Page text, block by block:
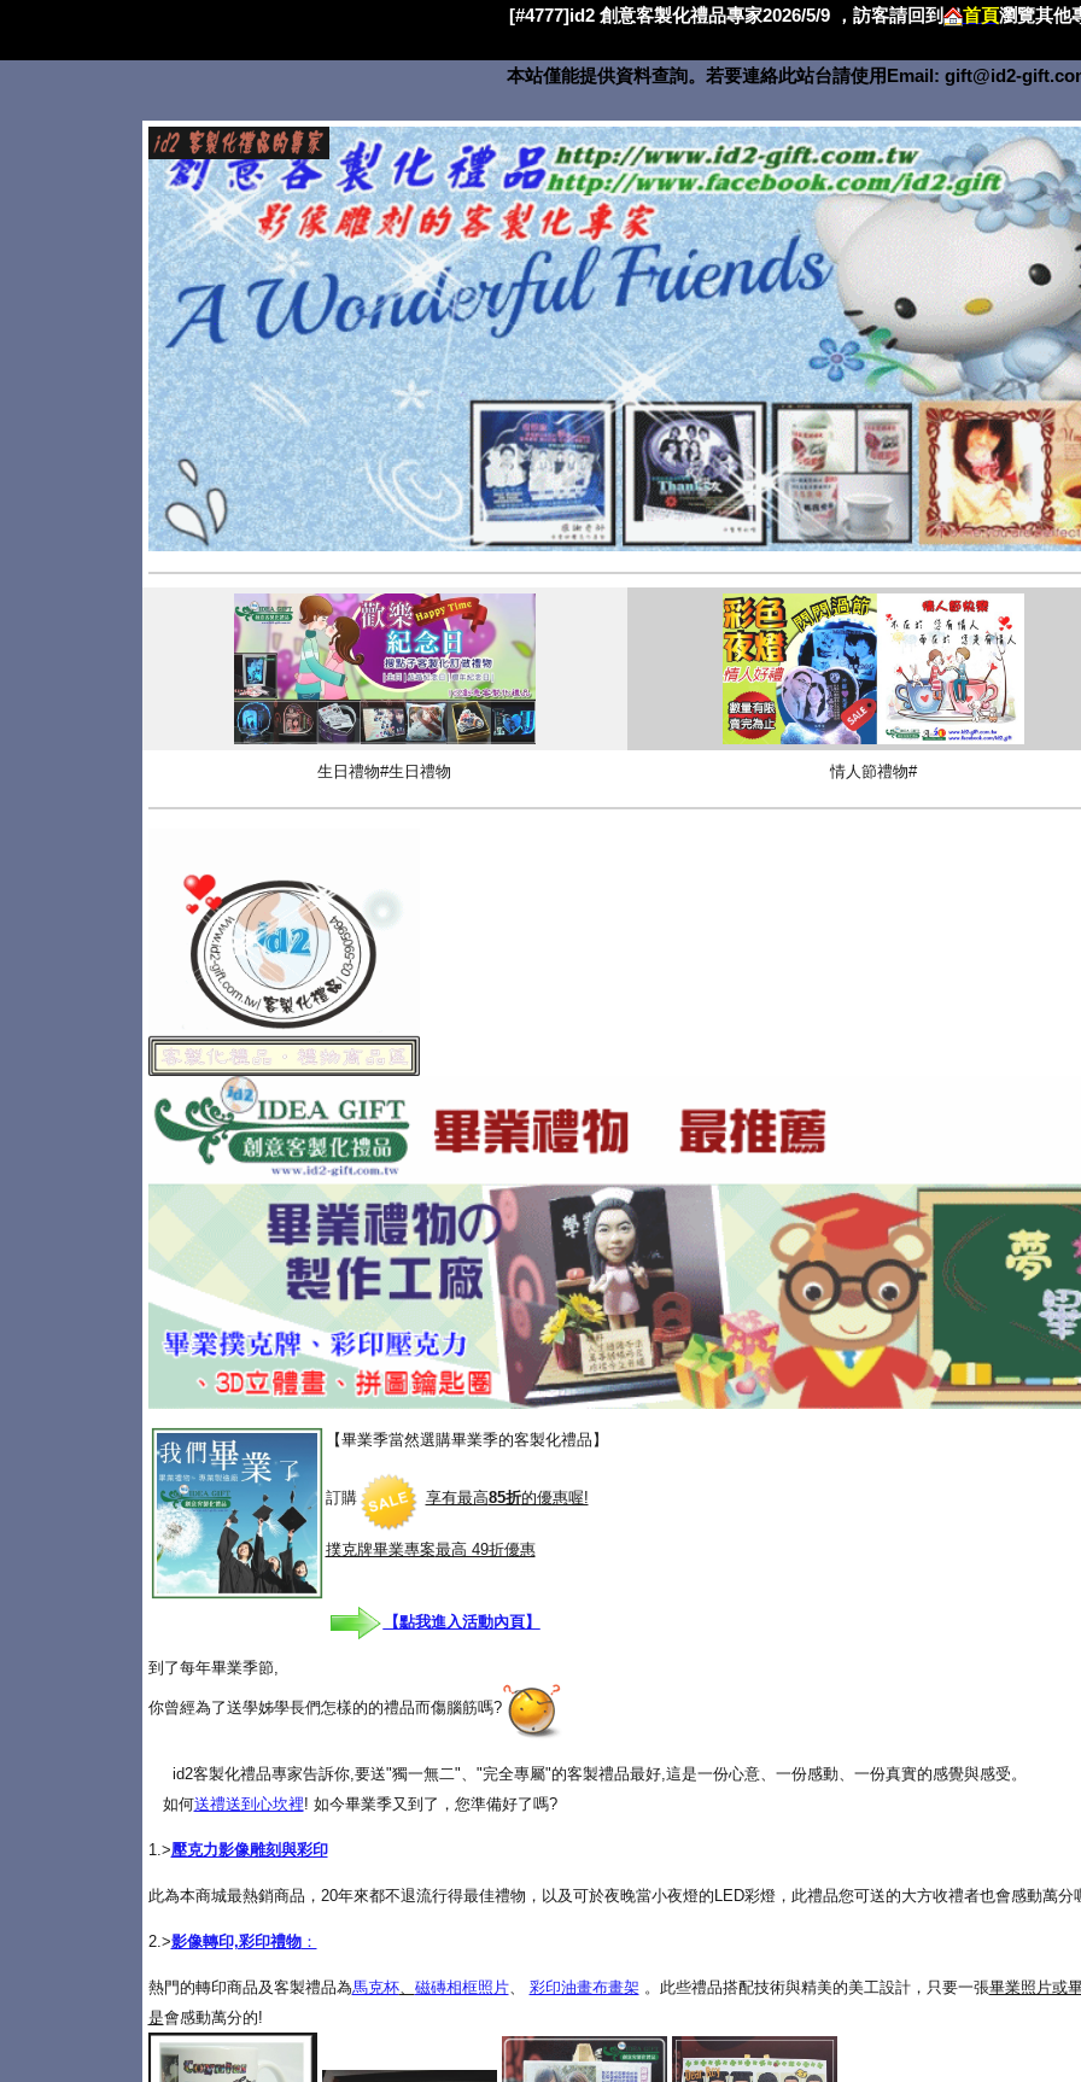
[#4777]id2 創意客製化禮品專家2026/5/9 ，訪客請回到 首頁瀏覽其他
本站僅能提供資料查詢。若要連絡此站台請使用Email: gift@id2-
生日禮物#生日禮物 情人節禮物#
【畢業季當然選購畢業季的客製化禮品】
訂購 享有最高85折的優惠喔!
撲克牌畢業專案最高 49折優惠
【點我進入活動內頁】
到了每年畢業季節,
你曾經為了送學姊學長們怎樣的的禮品而傷腦筋嗎?
id2客製化禮品專家告訴你,要送"獨一無二"、"完全專屬"的客製禮品最好,這是一份心意、一份感動、一份真實的感覺與感受。
如何送禮送到心坎裡! 如今畢業季又到了，您準備好了嗎?
1.>壓克力影像雕刻與彩印
此為本商城最熱銷商品，20年來都不退流行得最佳禮物，以及可於夜晚當小夜燈的LED彩燈，此禮品您可送的大方收禮者也會感動萬分
2.>影像轉印,彩印禮物：
熱門的轉印商品及客製禮品為馬克杯、 磁磚相框照片、 彩印油畫布畫架 。此些禮品搭配技術與精美的美工設計，只要一張畢業照片或
是會感動萬分的!